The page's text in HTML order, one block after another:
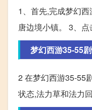
1、首先,完成梦幻
唐边境小镇。 3、点
梦幻西游35-55
2 在梦幻西游35-55
状态,法力草和法力